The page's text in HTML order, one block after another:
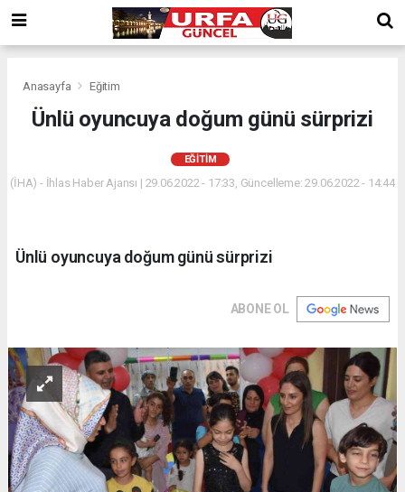
Anasayfa Eğitim
Ünlü oyuncuya doğum günü sürprizi
EĞITIM
(İHA) - İhlas Haber Ajansı | 29.06.2022 - 17:33, Güncelleme: 29.06.2022 - 14:44
Ünlü oyuncuya doğum günü sürprizi
ABONE OL